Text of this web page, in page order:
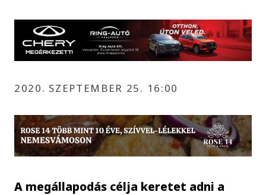
2020. SZEPTEMBER 25. 16:00
A megállapodás célja keretet adni a